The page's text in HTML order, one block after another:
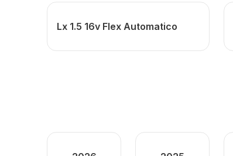
Lx 1.5 16v Flex Automatico